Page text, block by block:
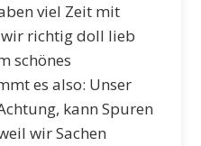
viel Zeit mit
richtig doll lieb
schönes
es also: Unser
kann Spuren
wir Sachen